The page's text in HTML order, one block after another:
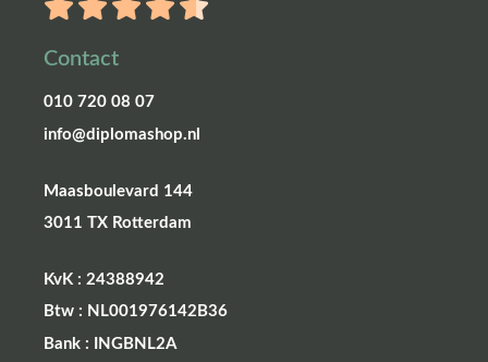
Contact
010 720 08 07
info@diplomashop.nl
Maasboulevard 144
3011 TX Rotterdam
KvK : 24388942
Btw : NL001976142B36
Bank : INGBNL2A